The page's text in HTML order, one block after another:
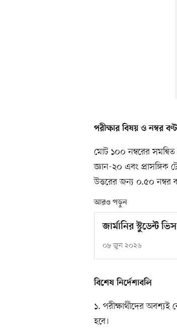
পরীক্ষার বিষয় ও নম্বর
মোট ১০০ নম্বরের সমন্বিত
জ্ঞান-২০ এবং প্রাসঙ্গিক
উত্তরের জন্য ০.৫০ নম্বর
আরও পড়ুন
জার্মানির স্টুডেন্ট
০৮ জুন ২০২৬
বিশেষ নির্দেশাবলি
১. পরীক্ষার্থীদের
হবে।